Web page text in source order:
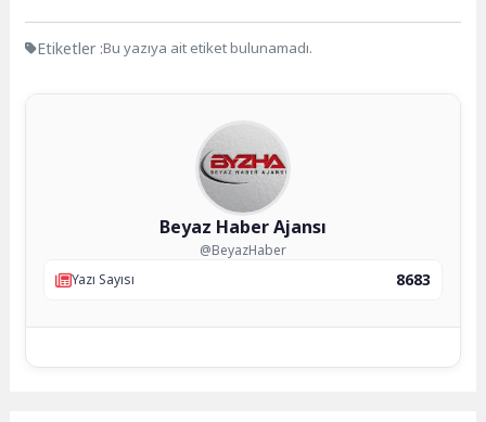
Etiketler :Bu yazıya ait etiket bulunamadı.
Beyaz Haber Ajansı
@BeyazHaber
Yazı Sayısı
8683